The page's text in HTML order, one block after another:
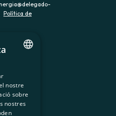
Política de
SPANISH
GL
nostre
sobre
nostres